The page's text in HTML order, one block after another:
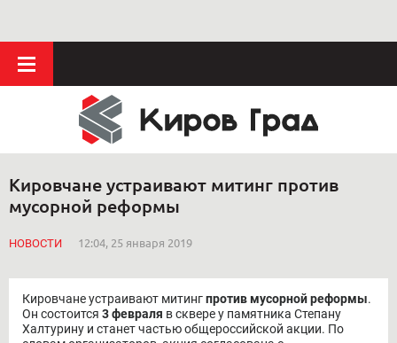
Кировчане устраивают митинг против
мусорной реформы
НОВОСТИ 12:04, 25 января 2019
Кировчане устраивают митингпротив мусорной реформы.
Он состоится 3 февраля в сквере у памятника Степану
Халтурину и станет частью общероссийской акции. По